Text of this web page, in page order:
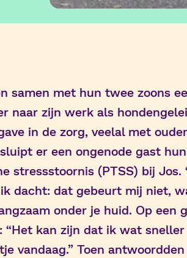
samen met hun twee zoons
naar zijn werk als
in de zorg, veelal met
er een ongenode gast
stressstoornis (PTSS) bij Jos.
ik dacht: dat gebeurt mij niet,
onder je huid. Op een
“Het kan zijn dat ik wat
vandaag.” Toen antwoordden